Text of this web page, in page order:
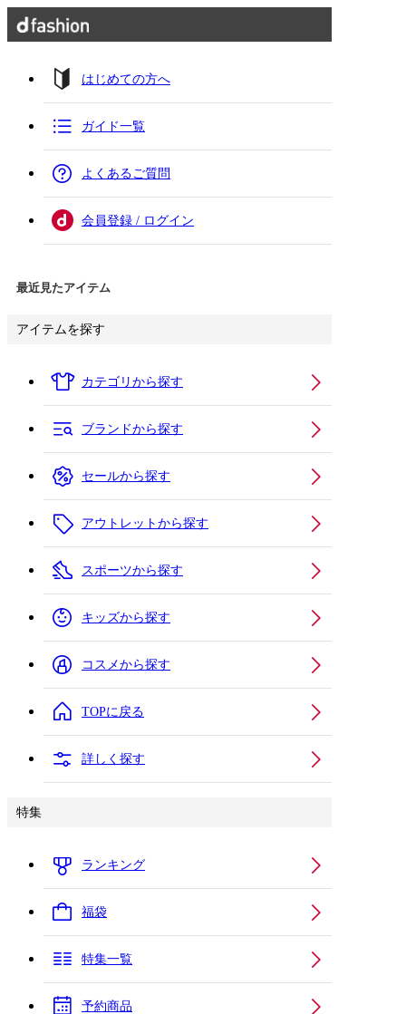
はじめての方へ
ガイド一覧
よくあるご質問
会員登録 / ログイン
最近見たアイテム
アイテムを探す
カテゴリから探す
ブランドから探す
セールから探す
アウトレットから探す
スポーツから探す
キッズから探す
コスメから探す
TOPに戻る
詳しく探す
特集
ランキング
福袋
特集一覧
予約商品